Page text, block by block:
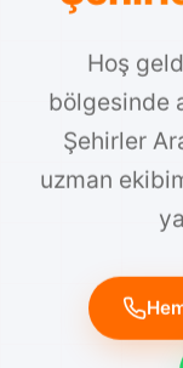
Hoş
bölgesinde
Şehirler
uzman